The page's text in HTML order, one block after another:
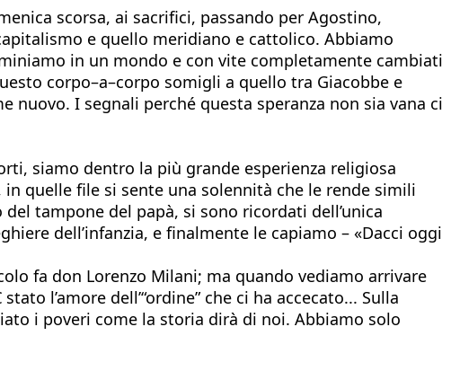
scorsa, ai sacrifici, passando per Agostino,
e quello meridiano e cattolico. Abbiamo
in un mondo e con vite completamente cambiati
corpo–a–corpo somigli a quello tra Giacobbe e
nuovo. I segnali perché questa speranza non sia vana ci
siamo dentro la più grande esperienza religiosa
quelle file si sente una solennità che le rende simili
tampone del papà, si sono ricordati dell’unica
dell’infanzia, e finalmente le capiamo – «Dacci oggi
fa don Lorenzo Milani; ma quando vediamo arrivare
l’amore dell’“ordine” che ci ha accecato... Sulla
i poveri come la storia dirà di noi. Abbiamo solo